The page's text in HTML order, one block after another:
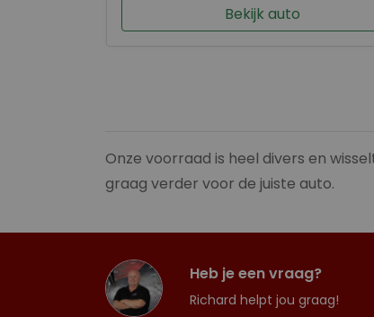
Bekijk auto
Onze voorraad is heel divers en
graag verder voor de juiste auto.
Heb je een vraag?
Richard helpt jou graag!